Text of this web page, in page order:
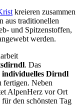
kreieren zusammen
aus traditionellen
und Spitzenstoffen,
werden.
. Das
individuelles Dirndl
fertigen. Neben
AlpenHerz vor Ort
den schönsten Tag